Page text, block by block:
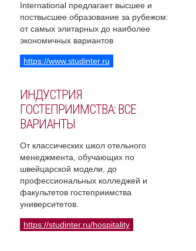
International предлагает высшее и
поствысшее образование за рубежом:
от самых элитарных до наиболее
экономичных вариантов
https://www.studinter.ru
ИНДУСТРИЯ
ГОСТЕПРИИМСТВА: ВСЕ
ВАРИАНТЫ
От классических школ отельного
менеджмента, обучающих по
швейцарской модели, до
профессиональных колледжей и
факультетов гостеприимства
университетов.
https://studinter.ru/hospitality